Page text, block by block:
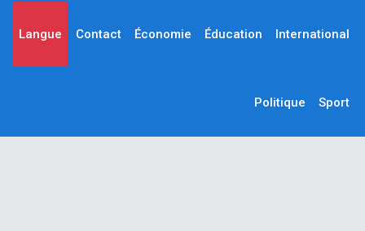
Langue Contact Économie Éducation International
Politique Sport